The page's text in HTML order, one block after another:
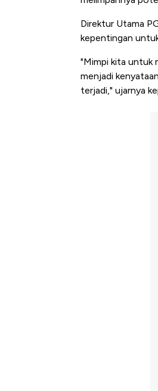
Direktur Utama
kepentingan
"Mimpi kita untuk
menjadi
terjadi," ujarnya